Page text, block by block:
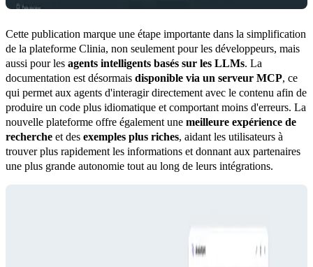
Cette publication marque une étape importante dans la simplification
de la plateforme Clinia, non seulement pour les développeurs, mais
aussi pour les agents intelligents basés sur les LLMs. La
documentation est désormais disponible via un serveur MCP, ce
qui permet aux agents d'interagir directement avec le contenu afin de
produire un code plus idiomatique et comportant moins d'erreurs. La
nouvelle plateforme offre également une meilleure expérience de
recherche et des exemples plus riches, aidant les utilisateurs à
trouver plus rapidement les informations et donnant aux partenaires
une plus grande autonomie tout au long de leurs intégrations.